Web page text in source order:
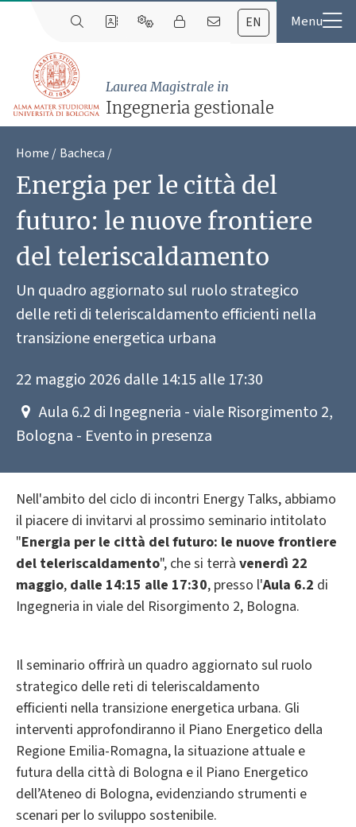
EN
Laurea Magistrale in
Ingegneria gestionale
Home Bacheca
Energia per le città del
futuro: le nuove frontiere
del teleriscaldamento
Un quadro aggiornato sul ruolo strategico
delle reti di teleriscaldamento efficienti nella
transizione energetica urbana
22 maggio 2026 dalle 14:15 alle 17:30
Aula 6.2 di Ingegneria - viale Risorgimento 2,
Bologna - Evento in presenza
Nell'ambito del ciclo di incontri Energy Talks, abbiamo
il piacere di invitarvi al prossimo seminario intitolato
"Energia per le città del futuro: le nuove frontiere
del teleriscaldamento", che si terrà venerdì 22
maggio, dalle 14:15 alle 17:30, presso l'Aula 6.2 di
Ingegneria in viale del Risorgimento 2, Bologna.
Il seminario offrirà un quadro aggiornato sul ruolo
strategico delle reti di teleriscaldamento
efficienti nella transizione energetica urbana. Gli
interventi approfondiranno il Piano Energetico della
Regione Emilia-Romagna, la situazione attuale e
futura della città di Bologna e il Piano Energetico
dell’Ateneo di Bologna, evidenziando strumenti e
scenari per lo sviluppo sostenibile.